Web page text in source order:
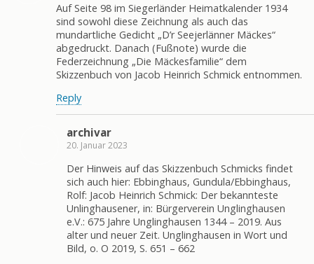
Auf Seite 98 im Siegerländer Heimatkalender 1934
sind sowohl diese Zeichnung als auch das
mundartliche Gedicht „D’r Seejerlänner Mäckes“
abgedruckt. Danach (Fußnote) wurde die
Federzeichnung „Die Mäckesfamilie“ dem
Skizzenbuch von Jacob Heinrich Schmick entnommen.
Reply
archivar
20. Januar 2023
Der Hinweis auf das Skizzenbuch Schmicks findet
sich auch hier: Ebbinghaus, Gundula/Ebbinghaus,
Rolf: Jacob Heinrich Schmick: Der bekannteste
Unlinghausener, in: Bürgerverein Unglinghausen
e.V.: 675 Jahre Unglinghausen 1344 – 2019. Aus
alter und neuer Zeit. Unglinghausen in Wort und
Bild, o. O 2019, S. 651 – 662